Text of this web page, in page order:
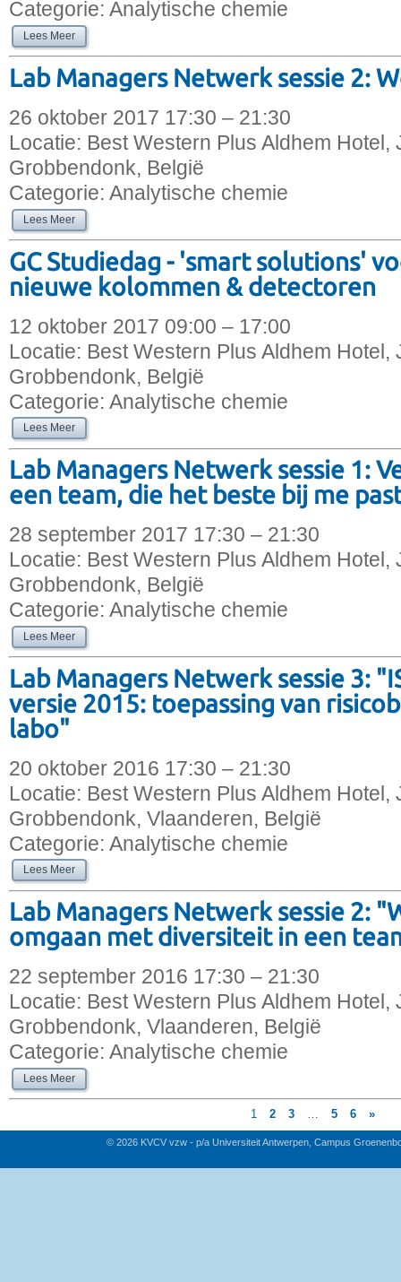
Categorie: Analytische chemie
Lees Meer
Lab Managers Netwerk sessie 2:
26 oktober 2017 17:30 – 21:30
Locatie: Best Western Plus Aldhem Hotel,
Grobbendonk, België
Categorie: Analytische chemie
Lees Meer
GC Studiedag - 'smart solutions'
nieuwe kolommen & detectoren
12 oktober 2017 09:00 – 17:00
Locatie: Best Western Plus Aldhem Hotel,
Grobbendonk, België
Categorie: Analytische chemie
Lees Meer
Lab Managers Netwerk sessie 1:
een team, die het beste bij me
28 september 2017 17:30 – 21:30
Locatie: Best Western Plus Aldhem Hotel,
Grobbendonk, België
Categorie: Analytische chemie
Lees Meer
Lab Managers Netwerk sessie 3:
versie 2015: toepassing van
labo"
20 oktober 2016 17:30 – 21:30
Locatie: Best Western Plus Aldhem Hotel,
Grobbendonk, Vlaanderen, België
Categorie: Analytische chemie
Lees Meer
Lab Managers Netwerk sessie 2:
omgaan met diversiteit in een
22 september 2016 17:30 – 21:30
Locatie: Best Western Plus Aldhem Hotel,
Grobbendonk, Vlaanderen, België
Categorie: Analytische chemie
Lees Meer
1 2 3 5 6 »
© 2026 KVCV vzw - p/a Universiteit Antwerpen, Campus